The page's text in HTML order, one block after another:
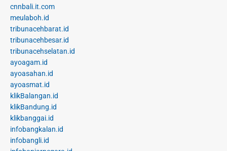
cnnbali.it.com
meulaboh.id
tribunacehbarat.id
tribunacehbesar.id
tribunacehselatan.id
ayoagam.id
ayoasahan.id
ayoasmat.id
klikBalangan.id
klikBandung.id
klikbanggai.id
infobangkalan.id
infobangli.id